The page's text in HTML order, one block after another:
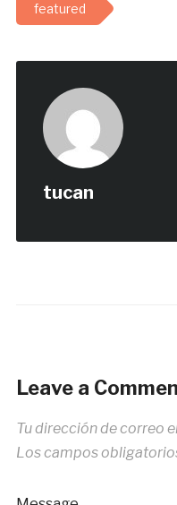
featured
tucan
Leave a
Tu dirección de correo
Los campos